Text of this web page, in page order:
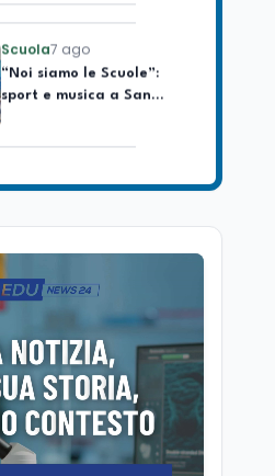
sport e musica a San
con il progetto del Mim
studente 14enne uccide
Camere in ferie,
riapertura il 9
elettorale e Rai. La
premier Meloni attesa a
Bari il 4 settembre per
celebrare il governo più
longevo dell’Italia
repubblicana
Cultura7 ago
Ravenna, il settembre
dantesco nel 705°
anniversario della morte